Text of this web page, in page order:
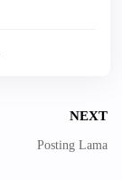
NEXT
Posting Lama